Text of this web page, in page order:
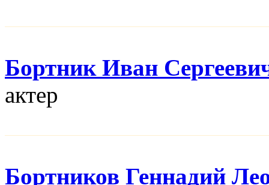
Бортник Иван
актер
Бортников Геннадий